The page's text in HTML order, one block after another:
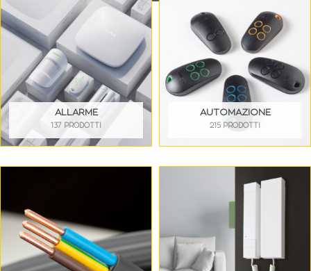
ALLARME
137 PRODOTTI
AUTOMAZIONE
215 PRODOTTI